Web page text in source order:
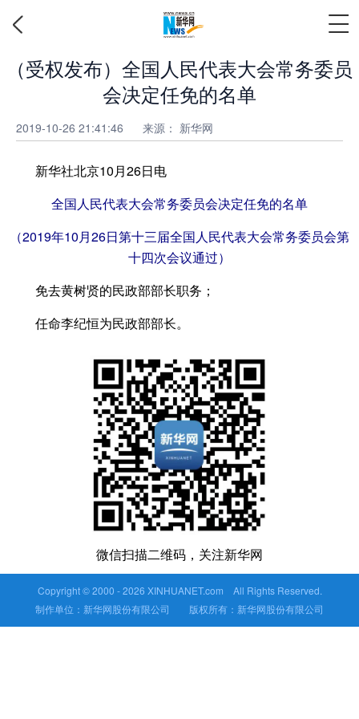
（受权发布）全国人民代表大会常务委员
会决定任免的名单
2019-10-26 21:41:46 来源： 新华网
新华社北京10月26日电
全国人民代表大会常务委员会决定任免的名单
（2019年10月26日第十三届全国人民代表大会常务委员会第
十四次会议通过）
免去黄树贤的民政部部长职务；
任命李纪恒为民政部部长。
微信扫描二维码，关注新华网
Copyright © 2000 -2026 XINHUANET.com All Rights Reserved.
制作单位：新华网股份有限公司 版权所有：新华网股份有限公司